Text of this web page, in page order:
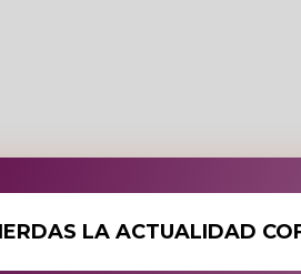
LA ACTUALIDAD